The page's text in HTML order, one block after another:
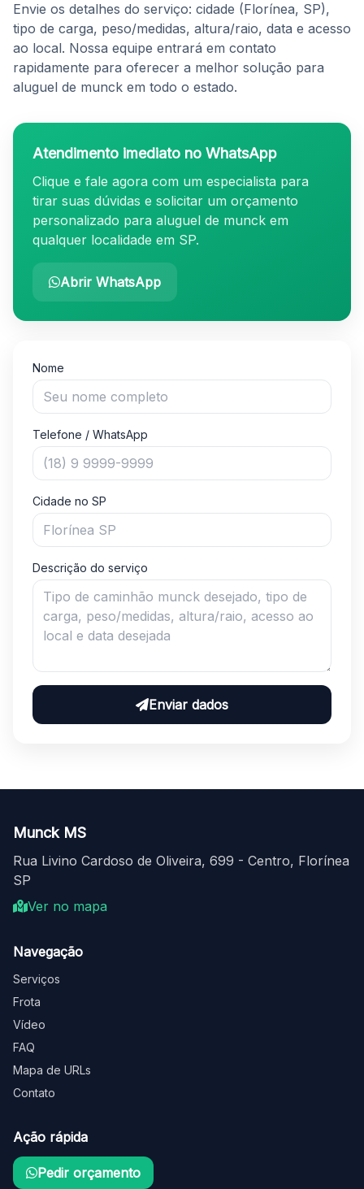
Envie os detalhes do serviço: cidade (Florínea, SP),
tipo de carga, peso/medidas, altura/raio, data e acesso
ao local. Nossa equipe entrará em contato
rapidamente para oferecer a melhor solução para
aluguel de munck em todo o estado.
Atendimento imediato no WhatsApp
Clique e fale agora com um especialista para
tirar suas dúvidas e solicitar um orçamento
personalizado para aluguel de munck em
qualquer localidade em SP.
Abrir WhatsApp
Nome
Telefone / WhatsApp
Cidade no SP
Descrição do serviço
Enviar dados
Envio de orçamento por formulário para Locação
Munck MS
Rua Livino Cardoso de Oliveira, 699 - Centro, Florínea
SP
Ver no mapa
Navegação
Serviços
Frota
Vídeo
FAQ
Mapa de URLs
Contato
Ação rápida
Pedir orçamento